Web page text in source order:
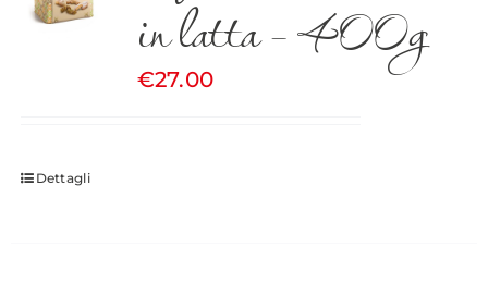
in latta – 400g
€27.00
Dettagli